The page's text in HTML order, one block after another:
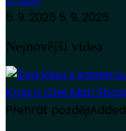
5. 9. 2025 5. 9. 2025
Nejnovější videa
Přehrát pozdějiAdded